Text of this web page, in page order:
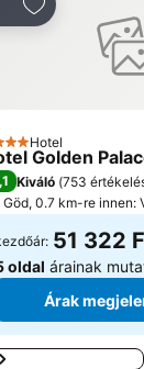
Hozzáadás
Hotel
Golden
Kiváló (753
Göd, 0.7 km-re innen:
51 322
oldal árainak
Árak